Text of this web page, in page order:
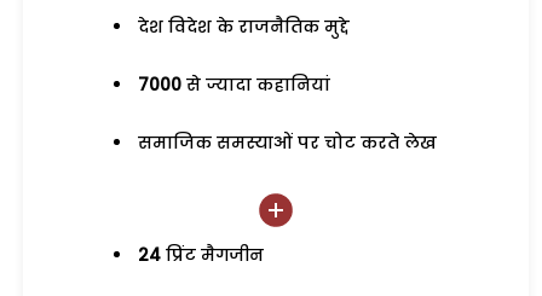
देश विदेश के राजनैतिक मुद्दे
7000 से ज्यादा कहानियां
समाजिक समस्याओं पर चोट करते लेख
24 प्रिंट मैगजीन